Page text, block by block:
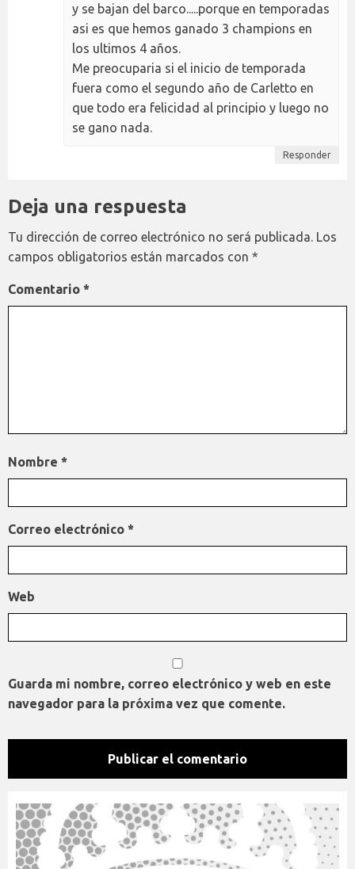
y se bajan del barco.....porque en temporadas
asi es que hemos ganado 3 champions en
los ultimos 4 años.
Me preocuparia si el inicio de temporada
fuera como el segundo año de Carletto en
que todo era felicidad al principio y luego no
se gano nada.
Responder
Deja una respuesta
Tu dirección de correo electrónico no será publicada. Los
campos obligatorios están marcados con *
Comentario *
Nombre *
Correo electrónico *
Web
Guarda mi nombre, correo electrónico y web en este
navegador para la próxima vez que comente.